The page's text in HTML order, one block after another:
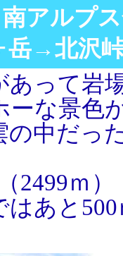
アルプ
岳→北沢
あって岩
ーな景色
の中だっ
ｍ）
はあと